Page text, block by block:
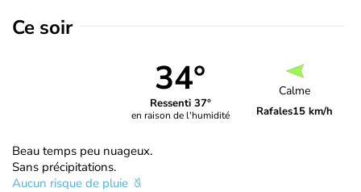
Ce soir
34°
Ressenti 37°
en raison de l'humidité
Calme
Rafales15 km/h
Beau temps peu nuageux.
Sans précipitations.
Aucun risque de pluie